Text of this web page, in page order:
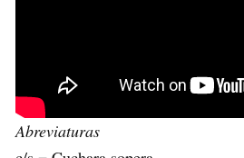
Abreviaturas